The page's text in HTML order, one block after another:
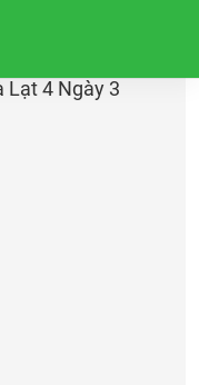
Lạt 4 Ngày 3